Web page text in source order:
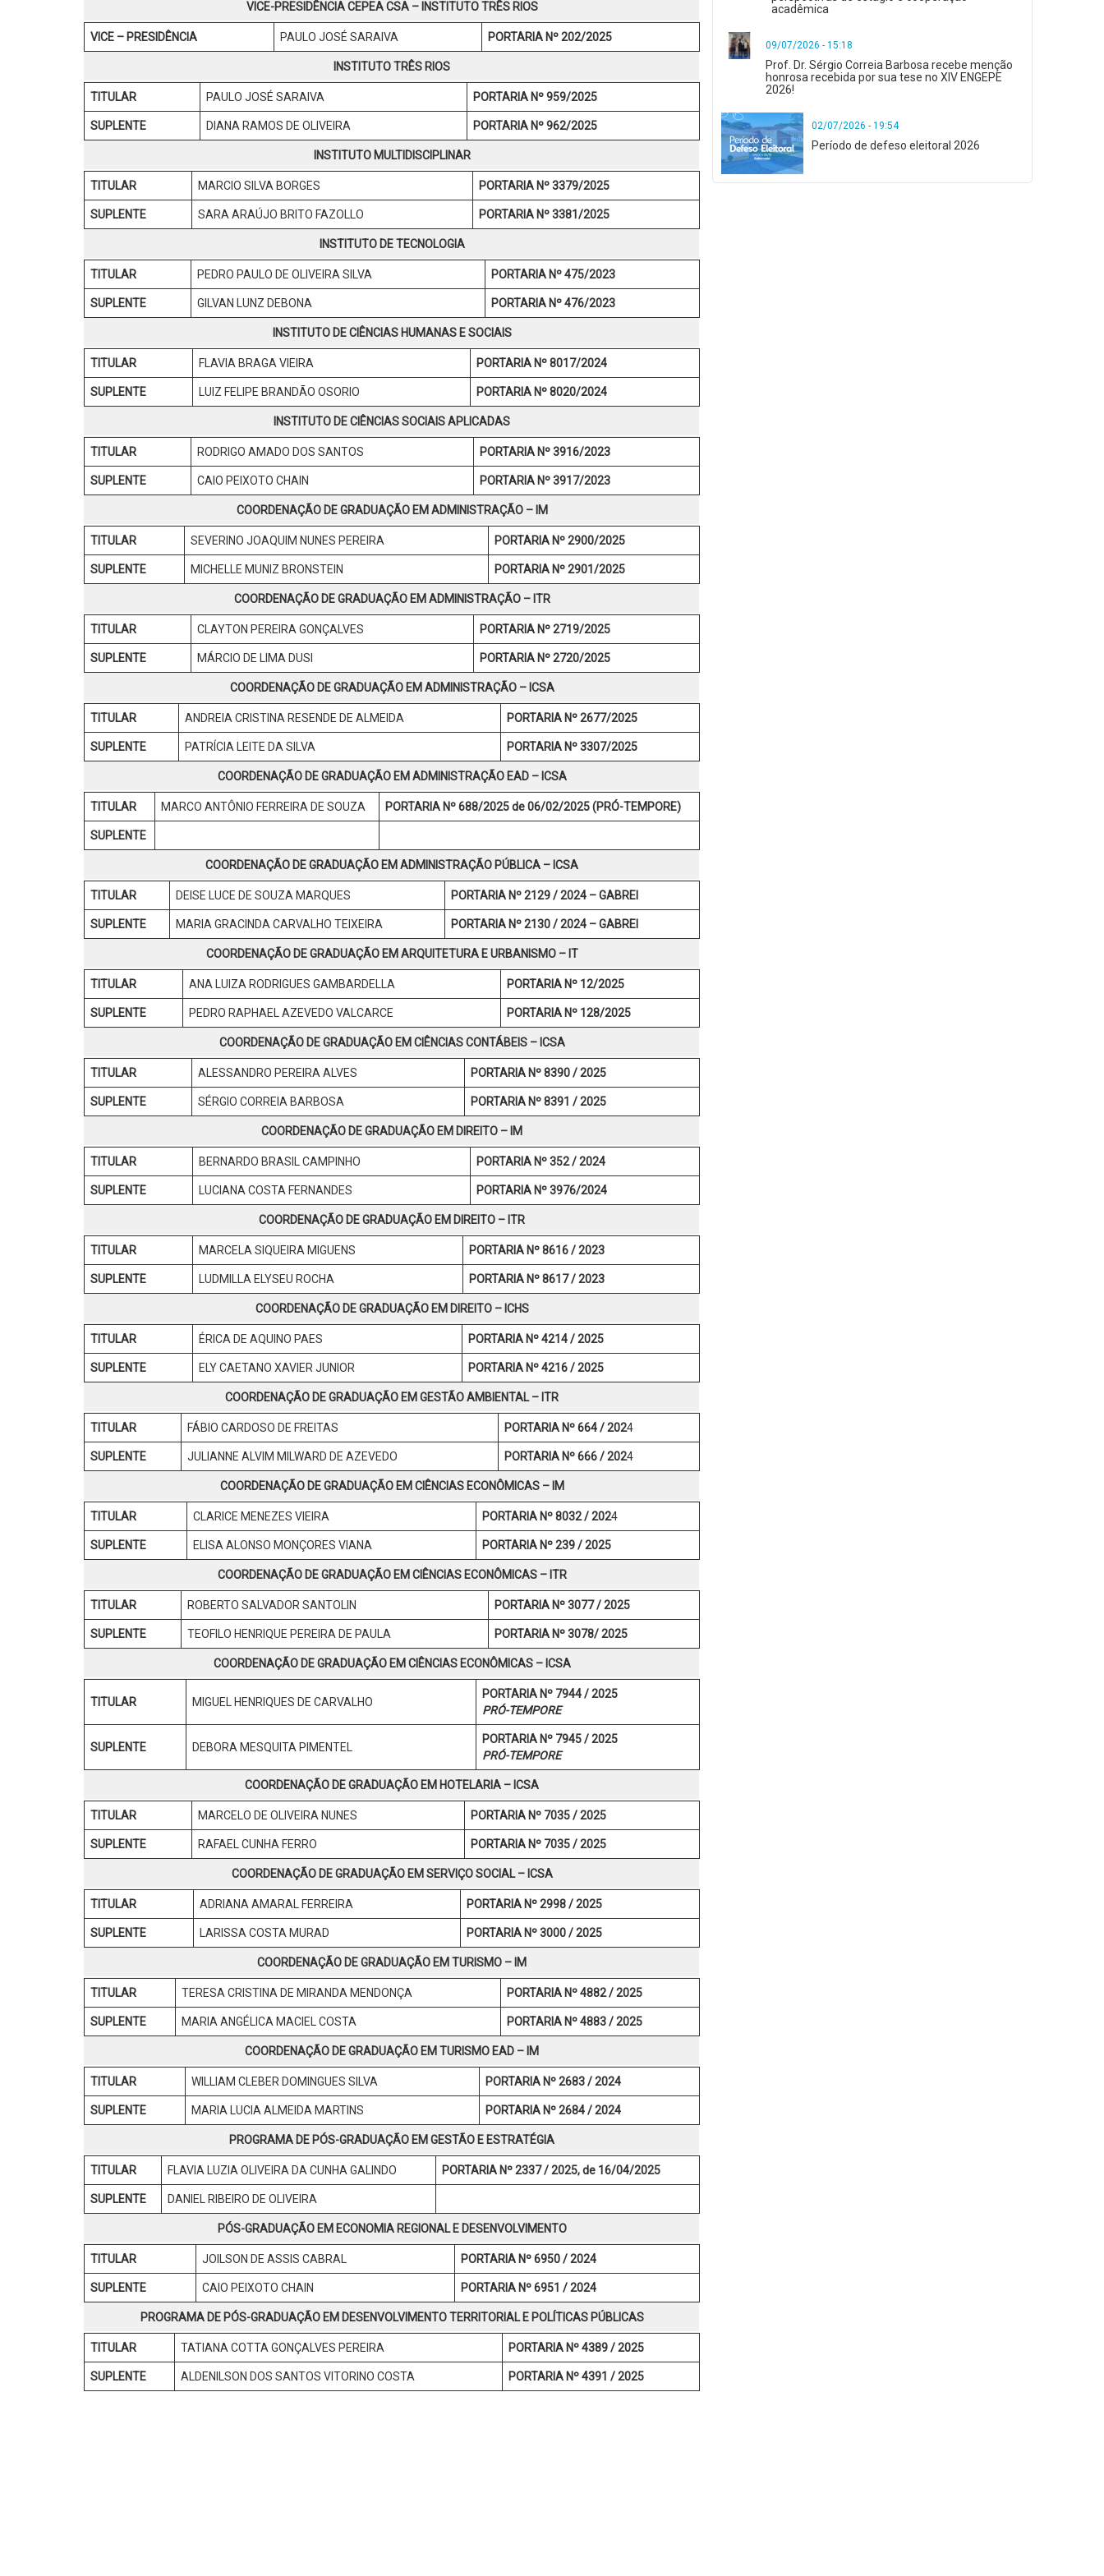
VICE-PRESIDÊNCIA CEPEA CSA – INSTITUTO TRÊS RIOS
VICE – PRESIDÊNCIA PAULO JOSÉ SARAIVA PORTARIA Nº 202/2025
INSTITUTO TRÊS RIOS
TITULAR PAULO JOSÉ SARAIVA PORTARIA Nº 959/2025
SUPLENTE DIANA RAMOS DE OLIVEIRA PORTARIA Nº 962/2025
INSTITUTO MULTIDISCIPLINAR
TITULAR MARCIO SILVA BORGES PORTARIA Nº 3379/2025
SUPLENTE SARA ARAÚJO BRITO FAZOLLO PORTARIA Nº 3381/2025
INSTITUTO DE TECNOLOGIA
TITULAR PEDRO PAULO DE OLIVEIRA SILVA PORTARIA Nº 475/2023
SUPLENTE GILVAN LUNZ DEBONA PORTARIA Nº 476/2023
INSTITUTO DE CIÊNCIAS HUMANAS E SOCIAIS
TITULAR FLAVIA BRAGA VIEIRA PORTARIA Nº 8017/2024
SUPLENTE LUIZ FELIPE BRANDÃO OSORIO PORTARIA Nº 8020/2024
INSTITUTO DE CIÊNCIAS SOCIAIS APLICADAS
TITULAR RODRIGO AMADO DOS SANTOS PORTARIA Nº 3916/2023
SUPLENTE CAIO PEIXOTO CHAIN PORTARIA Nº 3917/2023
COORDENAÇÃO DE GRADUAÇÃO EM ADMINISTRAÇÃO – IM
TITULAR SEVERINO JOAQUIM NUNES PEREIRA PORTARIA Nº 2900/2025
SUPLENTE MICHELLE MUNIZ BRONSTEIN PORTARIA Nº 2901/2025
COORDENAÇÃO DE GRADUAÇÃO EM ADMINISTRAÇÃO – ITR
TITULAR CLAYTON PEREIRA GONÇALVES PORTARIA Nº 2719/2025
SUPLENTE MÁRCIO DE LIMA DUSI PORTARIA Nº 2720/2025
COORDENAÇÃO DE GRADUAÇÃO EM ADMINISTRAÇÃO – ICSA
TITULAR ANDREIA CRISTINA RESENDE DE ALMEIDA PORTARIA Nº 2677/2025
SUPLENTE PATRÍCIA LEITE DA SILVA PORTARIA Nº 3307/2025
COORDENAÇÃO DE GRADUAÇÃO EM ADMINISTRAÇÃO EAD – ICSA
TITULAR MARCO ANTÔNIO FERREIRA DE SOUZA PORTARIA Nº 688/2025 de 06/02/2025 (PRÓ-TEMPORE)
SUPLENTE
COORDENAÇÃO DE GRADUAÇÃO EM ADMINISTRAÇÃO PÚBLICA – ICSA
TITULAR DEISE LUCE DE SOUZA MARQUES PORTARIA Nº 2129 / 2024 – GABREI
SUPLENTE MARIA GRACINDA CARVALHO TEIXEIRA PORTARIA Nº 2130 / 2024 – GABREI
COORDENAÇÃO DE GRADUAÇÃO EM ARQUITETURA E URBANISMO – IT
TITULAR ANA LUIZA RODRIGUES GAMBARDELLA PORTARIA Nº 12/2025
SUPLENTE PEDRO RAPHAEL AZEVEDO VALCARCE PORTARIA Nº 128/2025
COORDENAÇÃO DE GRADUAÇÃO EM CIÊNCIAS CONTÁBEIS – ICSA
TITULAR ALESSANDRO PEREIRA ALVES PORTARIA Nº 8390 / 2025
SUPLENTE SÉRGIO CORREIA BARBOSA PORTARIA Nº 8391 / 2025
COORDENAÇÃO DE GRADUAÇÃO EM DIREITO – IM
TITULAR BERNARDO BRASIL CAMPINHO PORTARIA Nº 352 / 2024
SUPLENTE LUCIANA COSTA FERNANDES PORTARIA Nº 3976/2024
COORDENAÇÃO DE GRADUAÇÃO EM DIREITO – ITR
TITULAR MARCELA SIQUEIRA MIGUENS PORTARIA Nº 8616 / 2023
SUPLENTE LUDMILLA ELYSEU ROCHA PORTARIA Nº 8617 / 2023
COORDENAÇÃO DE GRADUAÇÃO EM DIREITO – ICHS
TITULAR ÉRICA DE AQUINO PAES PORTARIA Nº 4214 / 2025
SUPLENTE ELY CAETANO XAVIER JUNIOR PORTARIA Nº 4216 / 2025
COORDENAÇÃO DE GRADUAÇÃO EM GESTÃO AMBIENTAL – ITR
TITULAR FÁBIO CARDOSO DE FREITAS PORTARIA Nº 664 / 2024
SUPLENTE JULIANNE ALVIM MILWARD DE AZEVEDO PORTARIA Nº 666 / 2024
COORDENAÇÃO DE GRADUAÇÃO EM CIÊNCIAS ECONÔMICAS – IM
TITULAR CLARICE MENEZES VIEIRA PORTARIA Nº 8032 / 2024
SUPLENTE ELISA ALONSO MONÇORES VIANA PORTARIA Nº 239 / 2025
COORDENAÇÃO DE GRADUAÇÃO EM CIÊNCIAS ECONÔMICAS – ITR
TITULAR ROBERTO SALVADOR SANTOLIN PORTARIA Nº 3077 / 2025
SUPLENTE TEOFILO HENRIQUE PEREIRA DE PAULA PORTARIA Nº 3078/ 2025
COORDENAÇÃO DE GRADUAÇÃO EM CIÊNCIAS ECONÔMICAS – ICSA
TITULAR MIGUEL HENRIQUES DE CARVALHO
PORTARIA Nº 7944 / 2025
PRÓ-TEMPORE
SUPLENTE DEBORA MESQUITA PIMENTEL
PORTARIA Nº 7945 / 2025
PRÓ-TEMPORE
COORDENAÇÃO DE GRADUAÇÃO EM HOTELARIA – ICSA
TITULAR MARCELO DE OLIVEIRA NUNES PORTARIA Nº 7035 / 2025
SUPLENTE RAFAEL CUNHA FERRO PORTARIA Nº 7035 / 2025
COORDENAÇÃO DE GRADUAÇÃO EM SERVIÇO SOCIAL – ICSA
TITULAR ADRIANA AMARAL FERREIRA PORTARIA Nº 2998 / 2025
SUPLENTE LARISSA COSTA MURAD PORTARIA Nº 3000 / 2025
COORDENAÇÃO DE GRADUAÇÃO EM TURISMO – IM
TITULAR TERESA CRISTINA DE MIRANDA MENDONÇA PORTARIA Nº 4882 / 2025
SUPLENTE MARIA ANGÉLICA MACIEL COSTA PORTARIA Nº 4883 / 2025
COORDENAÇÃO DE GRADUAÇÃO EM TURISMO EAD – IM
TITULAR WILLIAM CLEBER DOMINGUES SILVA PORTARIA Nº 2683 / 2024
SUPLENTE MARIA LUCIA ALMEIDA MARTINS PORTARIA Nº 2684 / 2024
PROGRAMA DE PÓS-GRADUAÇÃO EM GESTÃO E ESTRATÉGIA
TITULAR FLAVIA LUZIA OLIVEIRA DA CUNHA GALINDO PORTARIA Nº 2337 / 2025, de 16/04/2025
SUPLENTE DANIEL RIBEIRO DE OLIVEIRA
PÓS-GRADUAÇÃO EM ECONOMIA REGIONAL E DESENVOLVIMENTO
TITULAR JOILSON DE ASSIS CABRAL PORTARIA Nº 6950 / 2024
SUPLENTE CAIO PEIXOTO CHAIN PORTARIA Nº 6951 / 2024
PROGRAMA DE PÓS-GRADUAÇÃO EM DESENVOLVIMENTO TERRITORIAL E POLÍTICAS PÚBLICAS
TITULAR TATIANA COTTA GONÇALVES PEREIRA PORTARIA Nº 4389 / 2025
SUPLENTE ALDENILSON DOS SANTOS VITORINO COSTA PORTARIA Nº 4391 / 2025
acadêmica
09/07/2026 - 15:18
Prof. Dr. Sérgio Correia Barbosa recebe menção
honrosa recebida por sua tese no XIV ENGEPE
2026!
02/07/2026 - 19:54
Período de defeso eleitoral 2026